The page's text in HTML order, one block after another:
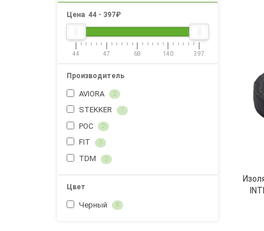
Цена 44 - 397₽
44 47 68 140 397
Производитель
AVIORA 2
STEKKER 1
РОС 2
FIT 3
TDM 2
Цвет
Черный 8